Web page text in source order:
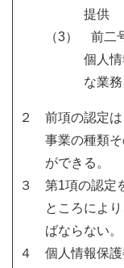
提供
（3） 前二
個人
な業務
２ 前項の認定は
事業の種類
ができる。
３ 第1項の認定
ところによ
ばならない。
４ 個人情報保護